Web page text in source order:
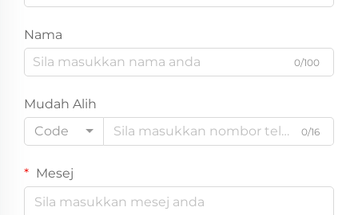
Nama
0/100
Mudah Alih
Code
0/16
Mesej